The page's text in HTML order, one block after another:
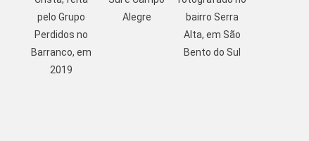
pelo Grupo
Perdidos no
Barranco, em
2019
Alegre
bairro Serra
Alta, em São
Bento do Sul